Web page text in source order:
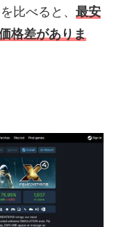
比べると、 最安
格差がありま